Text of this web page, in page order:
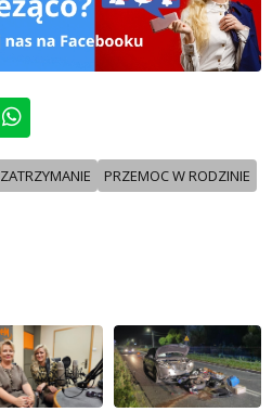
ZATRZYMANIE PRZEMOC W RODZINIE